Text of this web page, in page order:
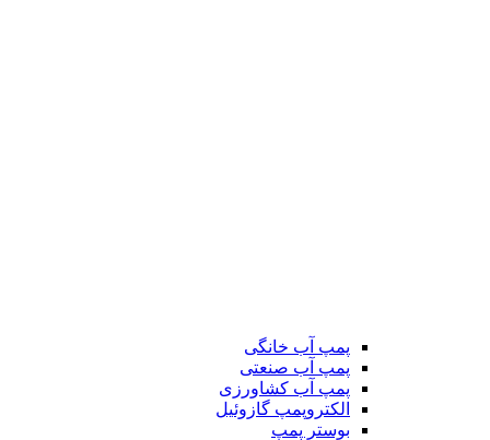
پمپ آب خانگی
پمپ آب صنعتی
پمپ آب کشاورزی
الکتروپمپ گازوئیل
بوستر پمپ